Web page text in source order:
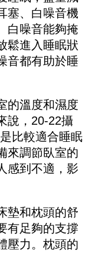
塞、白噪音機
白噪音能夠掩
鬆進入睡眠狀
音都有助於睡
溫度和濕度
說，20-22攝
比較適合睡眠
來調節臥室的
感到不適，影
和枕頭的舒
有足夠的支撐
壓力。枕頭的